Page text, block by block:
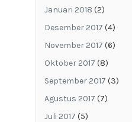
Januari 2018 (2)
Desember 2017 (4)
November 2017 (6)
Oktober 2017 (8)
September 2017 (3)
Agustus 2017 (7)
Juli 2017 (5)